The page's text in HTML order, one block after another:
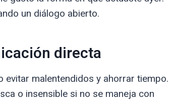
un diálogo abierto.
directa
evitar malentendidos y ahorrar tiempo.
o insensible si no se maneja con